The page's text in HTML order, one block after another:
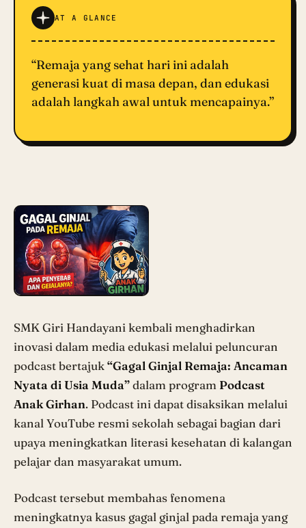
AT A GLANCE
“Remaja yang sehat hari ini adalah
generasi kuat di masa depan, dan edukasi
adalah langkah awal untuk mencapainya.”
SMK Giri Handayani kembali menghadirkan
inovasi dalam media edukasi melalui peluncuran
podcast bertajuk“Gagal Ginjal Remaja: Ancaman
Nyata di Usia Muda”dalam program Podcast
Anak Girhan. Podcast ini dapat disaksikan melalui
kanal YouTube resmi sekolah sebagai bagian dari
upaya meningkatkan literasi kesehatan di kalangan
pelajar dan masyarakat umum.
Podcast tersebut membahas fenomena
meningkatnya kasus gagal ginjal pada remaja yang